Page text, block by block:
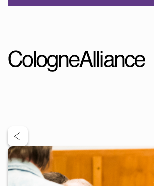
START
Partner
PROJEKTE